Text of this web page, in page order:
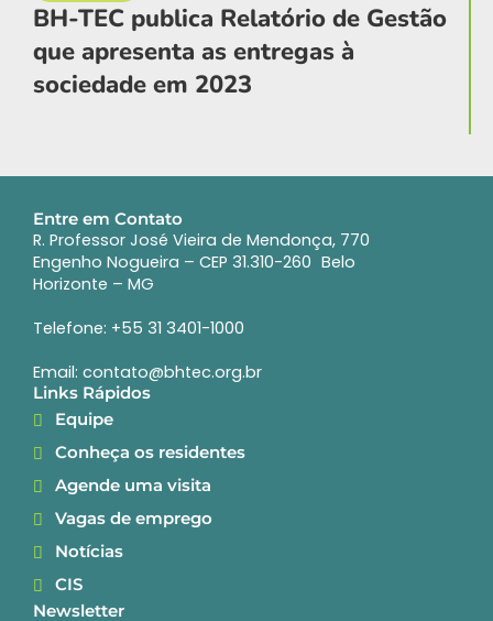
BH-TEC publica Relatório de Gestão
que apresenta as entregas à
sociedade em 2023
Entre em Contato
R. Professor José Vieira de Mendonça, 770
Engenho Nogueira – CEP 31.310-260 Belo
Horizonte – MG
Telefone: +55 31 3401-1000
Email: contato@bhtec.org.br
Links Rápidos
Equipe
Conheça os residentes
Agende uma visita
Vagas de emprego
Notícias
CIS
Newsletter